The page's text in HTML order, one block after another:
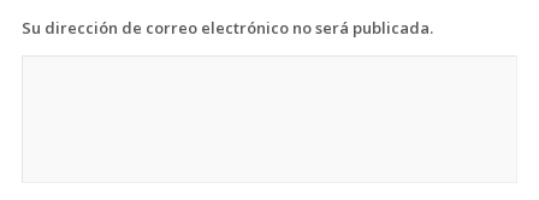
Su dirección de correo electrónico no será publicada.